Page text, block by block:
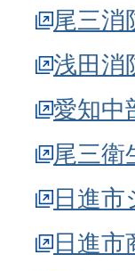
尾三消
浅田消
愛知中
尾三衛
日進
日進市